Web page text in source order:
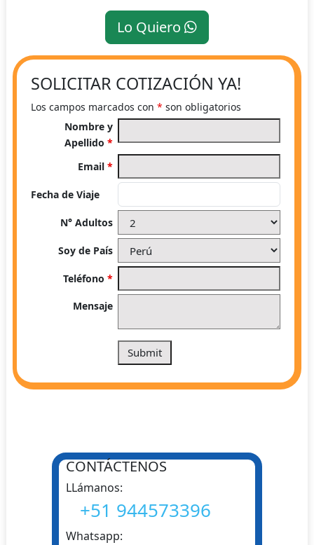
Lo Quiero
SOLICITAR COTIZACIÓN YA!
Los campos marcados con * son obligatorios
Nombre y
Apellido*
Email*
Fecha de Viaje
N° Adultos
Soy de País
Teléfono*
Mensaje
CONTÁCTENOS
LLámanos:
+51 944573396
Whatsapp: